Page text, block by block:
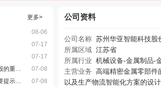
更多>
08-06
07-17
07-17
华亚智能:关于华亚转债赎回前最后半个交易日可以转股的重要提示性公告
07-08
华亚智能:关于华亚转债即将停止转股并提前赎回的重要提示性公告
07-08
公司资料
公司名称 苏州华亚智能科技股
所属区域 江苏省
所属行业 机械设备-金属制品-
主营业务 高端精密金属零部件
以及生产物流智能化方案的设